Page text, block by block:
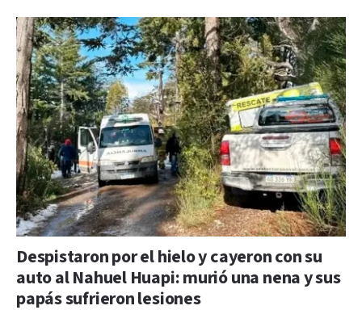
Despistaron por el hielo y cayeron con su
auto al Nahuel Huapi: murió una nena y sus
papás sufrieron lesiones